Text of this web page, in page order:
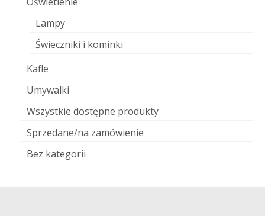
Lampy
Świeczniki i kominki
Kafle
Umywalki
Wszystkie dostępne produkty
Sprzedane/na zamówienie
Bez kategorii